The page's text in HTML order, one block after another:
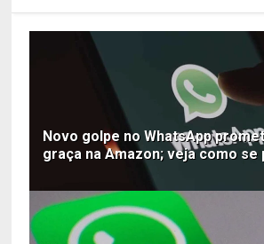
Novo golpe no WhatsApp
graça na Amazon; veja como